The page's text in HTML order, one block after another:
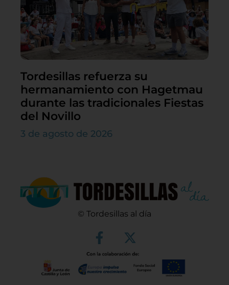
Tordesillas refuerza su
hermanamiento con Hagetmau
durante las tradicionales Fiestas
del Novillo
3 de agosto de 2026
© Tordesillas al día